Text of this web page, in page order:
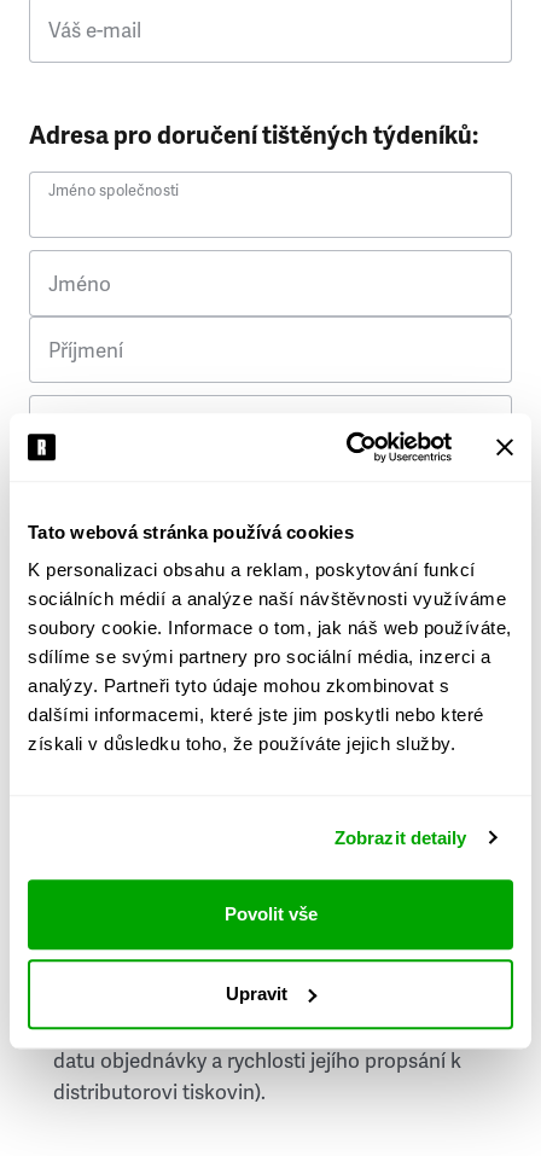
Tato webová stránka používá cookies
K personalizaci obsahu a reklam, poskytování funkcí
sociálních médií a analýze naší návštěvnosti využíváme
soubory cookie. Informace o tom, jak náš web používáte,
sdílíme se svými partnery pro sociální média, inzerci a
analýzy. Partneři tyto údaje mohou zkombinovat s
dalšími informacemi, které jste jim poskytli nebo které
získali v důsledku toho, že používáte jejich služby.
Zobrazit detaily
Povolit vše
Upravit
Váš e-mail
Adresa pro doručení tištěných týdeníků:
Jméno společnosti
Jméno
Příjmení
Ulice
Město
PSČ
Stát
doručování týdeníku Respekt v tištěné verzi, na
první vydání ve vaší schránce se můžete těšit
příští, nejpozději přespříští týden (v závislosti na
datu objednávky a rychlosti jejího propsání k
distributorovi tiskovin).